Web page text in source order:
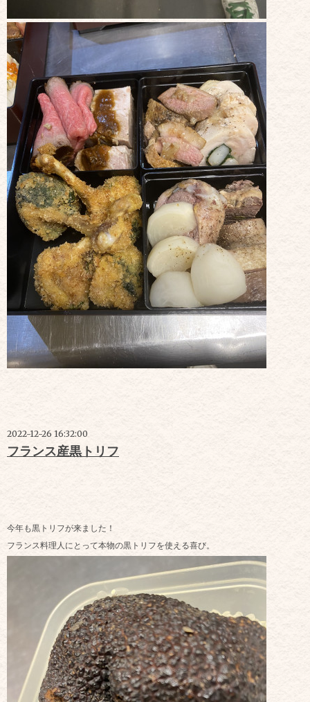
2022-12-26 16:32:00
フランス産黒トリフ
今年も黒トリフが来ました！
フランス料理人にとって本物の黒トリフを使える喜び。